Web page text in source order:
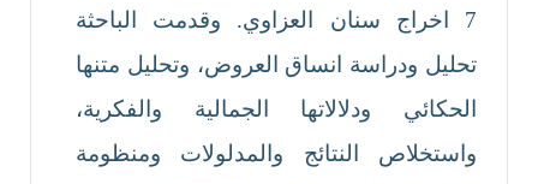
7 اخراج سنان العزاوي. وقدمت الباحثة
تحليل ودراسة انساق العروض، وتحليل متنها
الحكائي ودلالاتها الجمالية والفكرية،
واستخلاص النتائج والمدلولات ومنظومة